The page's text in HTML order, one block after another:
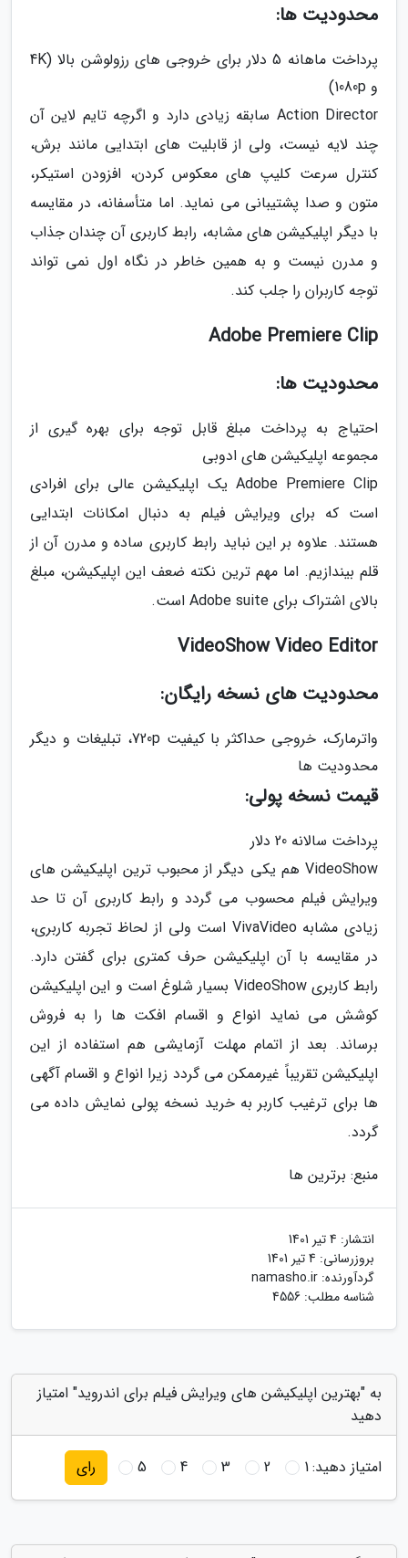
محدودیت ها:
پرداخت ماهانه 5 دلار برای خروجی های رزولوشن بالا (4K
و 1080p)
Action Director سابقه زیادی دارد و اگرچه تایم لاین آن
چند لایه نیست، ولی از قابلیت های ابتدایی مانند برش،
کنترل سرعت کلیپ های معکوس کردن، افزودن استیکر،
متون و صدا پشتیبانی می نماید. اما متأسفانه، در مقایسه
با دیگر اپلیکیشن های مشابه، رابط کاربری آن چندان جذاب
و مدرن نیست و به همین خاطر در نگاه اول نمی تواند
توجه کاربران را جلب کند.
Adobe Premiere Clip
محدودیت ها:
احتیاج به پرداخت مبلغ قابل توجه برای بهره گیری از
مجموعه اپلیکیشن های ادوبی
Adobe Premiere Clip یک اپلیکیشن عالی برای افرادی
است که برای ویرایش فیلم به دنبال امکانات ابتدایی
هستند. علاوه بر این نباید رابط کاربری ساده و مدرن آن از
قلم بیندازیم. اما مهم ترین نکته ضعف این اپلیکیشن، مبلغ
بالای اشتراک برای Adobe suite است.
VideoShow Video Editor
محدودیت های نسخه رایگان:
واترمارک، خروجی حداکثر با کیفیت 720p، تبلیغات و دیگر
محدودیت ها
قیمت نسخه پولی:
پرداخت سالانه 20 دلار
VideoShow هم یکی دیگر از محبوب ترین اپلیکیشن های
ویرایش فیلم محسوب می گردد و رابط کاربری آن تا حد
زیادی مشابه VivaVideo است ولی از لحاظ تجربه کاربری،
در مقایسه با آن اپلیکیشن حرف کمتری برای گفتن دارد.
رابط کاربری VideoShow بسیار شلوغ است و این اپلیکیشن
کوشش می نماید انواع و اقسام افکت ها را به فروش
برساند. بعد از اتمام مهلت آزمایشی هم استفاده از این
اپلیکیشن تقریباً غیرممکن می گردد زیرا انواع و اقسام آگهی
ها برای ترغیب کاربر به خرید نسخه پولی نمایش داده می
گردد.
منبع: برترین ها
انتشار: 4 تیر 1401
بروزرسانی: 4 تیر 1401
گردآورنده: namasho.ir
شناسه مطلب: 4556
به "بهترین اپلیکیشن های ویرایش فیلم برای اندروید" امتیاز
دهید
امتیاز دهید:1
2
3
4
5 رای